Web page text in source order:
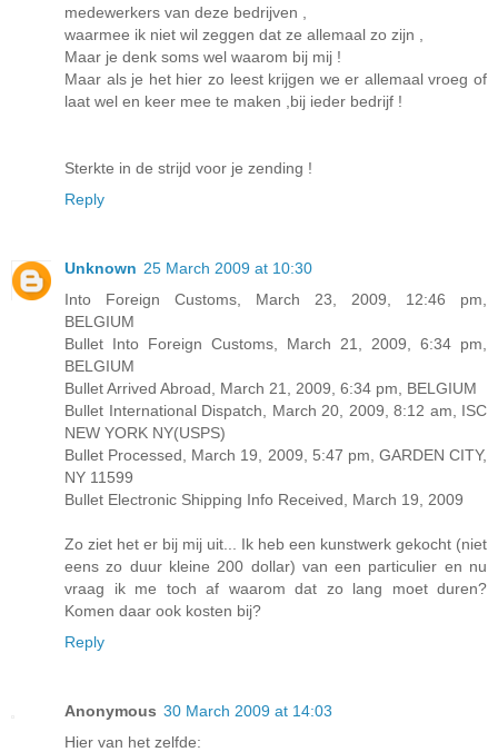
medewerkers van deze bedrijven ,
waarmee ik niet wil zeggen dat ze allemaal zo zijn ,
Maar je denk soms wel waarom bij mij !
Maar als je het hier zo leest krijgen we er allemaal vroeg of
laat wel en keer mee te maken ,bij ieder bedrijf !
Sterkte in de strijd voor je zending !
Reply
Unknown 25 March 2009 at 10:30
Into Foreign Customs, March 23, 2009, 12:46 pm,
BELGIUM
Bullet Into Foreign Customs, March 21, 2009, 6:34 pm,
BELGIUM
Bullet Arrived Abroad, March 21, 2009, 6:34 pm, BELGIUM
Bullet International Dispatch, March 20, 2009, 8:12 am, ISC
NEW YORK NY(USPS)
Bullet Processed, March 19, 2009, 5:47 pm, GARDEN CITY,
NY 11599
Bullet Electronic Shipping Info Received, March 19, 2009
Zo ziet het er bij mij uit... Ik heb een kunstwerk gekocht (niet
eens zo duur kleine 200 dollar) van een particulier en nu
vraag ik me toch af waarom dat zo lang moet duren?
Komen daar ook kosten bij?
Reply
Anonymous 30 March 2009 at 14:03
Hier van het zelfde: